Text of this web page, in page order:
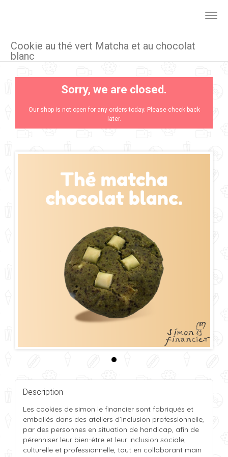
Cookie au thé vert Matcha et au chocolat
blanc
Sorry, we are closed.
Our shop is not open for any orders today. Please check back
later.
Description
Les cookies de simon le financier sont fabriqués et
emballés dans des ateliers d’inclusion professionnelle,
par des personnes en situation de handicap, afin de
pérenniser leur bien-être et leur inclusion sociale,
culturelle et professionnelle, tout en collaborant main